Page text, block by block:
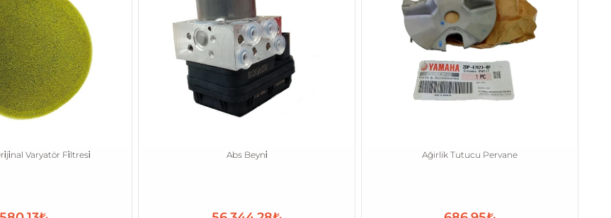
Varyatör Fi̇ltresi̇ Abs Beyni̇ Ağirlik Tutucu Pervane